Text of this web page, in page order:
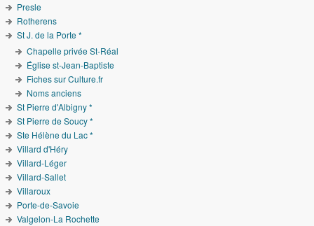
Presle
Rotherens
St J. de la Porte *
Chapelle privée St-Réal
Église st-Jean-Baptiste
Fiches sur Culture.fr
Noms anciens
St Pierre d'Albigny *
St Pierre de Soucy *
Ste Hélène du Lac *
Villard d'Héry
Villard-Léger
Villard-Sallet
Villaroux
Porte-de-Savoie
Valgelon-La Rochette